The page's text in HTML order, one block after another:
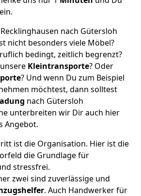
nach Gütersloh
nicht besonders viele Möbel?
bedingt, zeitlich begrenzt?
Kleintransporte? Oder
? Und wenn Du zum Beispiel
möchtest, dann solltest
nach Gütersloh
unterbreiten wir Dir auch hier
Angebot.
ist die Organisation. Hier ist die
die Grundlage für
stressfrei.
zwei sind zuverlässige und
. Auch Handwerker für